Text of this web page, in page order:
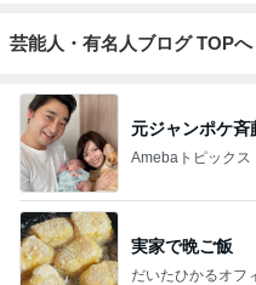
芸能人・有名人ブログ TOPへ
元ジャンポケ斉
Amebaトピックス
実家で晩ご飯
だいたひかるオフ